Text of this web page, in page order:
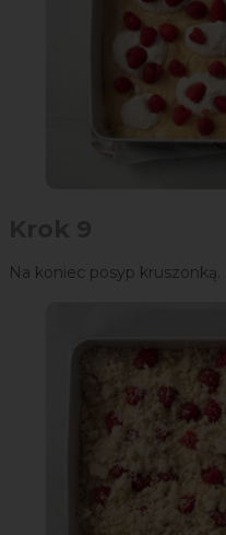
Na koniec posyp kruszonką.